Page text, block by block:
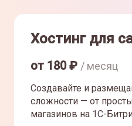
Хостинг для
от 180₽ / месяц
Создавайте и
сложности — от
магазинов на 1С-